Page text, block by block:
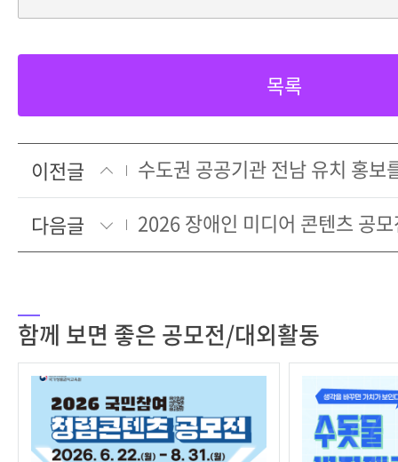
목록
이전글
다음글
2026 장애인 미디어 콘텐츠 공
함께 보면 좋은 공모전/대외활동